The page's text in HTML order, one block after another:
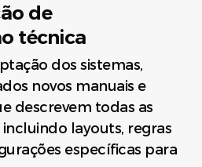
de
técnica
dos sistemas,
novos manuais e
descrevem todas as
layouts, regras
específicas para